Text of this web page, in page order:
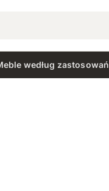
według zastosowań